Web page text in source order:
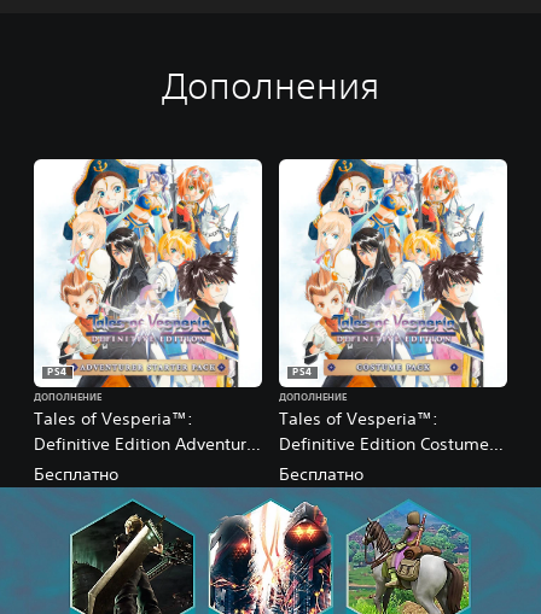
Дополнения
Tales of Vesperia™:
Definitive Edition Adventurer
Starter Pack
PS4
ДОПОЛНЕНИЕ
Бесплатно
Tales of Vesperia™:
Definitive Edition Costume
Pack
PS4
ДОПОЛНЕНИЕ
Бесплатно